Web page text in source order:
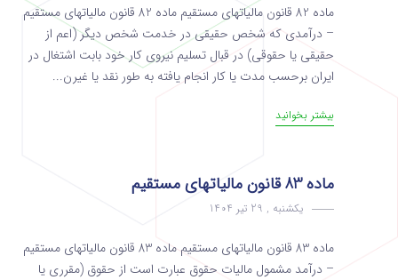
ماده 82 قانون مالیاتهای مستقیم ماده 82 قانون مالیاتهای مستقیم
– درآمدی که شخص حقیقی در خدمت شخص دیگر (‌اعم از
حقیقی یا حقوقی) در قبال تسلیم نیروی کار خود بابت اشتغال در
ایران بر‌حسب مدت یا کار انجام یافته به‌ طور نقد یا غیرن...
بیشتر بخوانید
ماده 83 قانون مالیاتهای مستقیم
یکشنبه , 29 تیر 1404
ماده 83 قانون مالیاتهای مستقیم ماده 83 قانون مالیاتهای مستقیم
– درآمد مشمول مالیات حقوق عبارت است از حقوق (‌مقرری یا